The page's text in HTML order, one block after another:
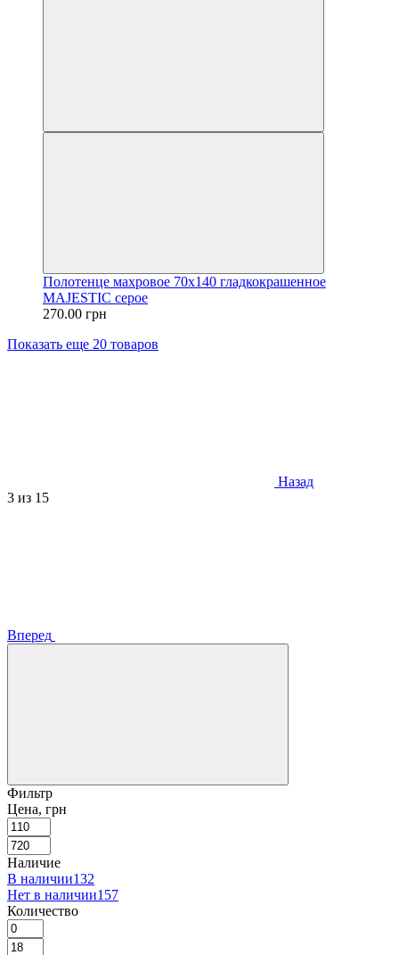
Полотенце махровое 70х140 гладкокрашенное
MAJESTIC серое
270.00 грн
Показать еще 20 товаров
Назад
3 из 15
Вперед
Фильтр
Цена, грн
Наличие
В наличии132
Нет в наличии157
Количество